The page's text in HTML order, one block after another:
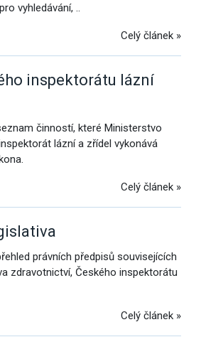
vyhledávání, ..
Celý článek »
inspektorátu lázní
činností, které Ministerstvo
lázní a zřídel vykonává
Celý článek »
právních předpisů souvisejících
zdravotnictví, Českého inspektorátu
Celý článek »